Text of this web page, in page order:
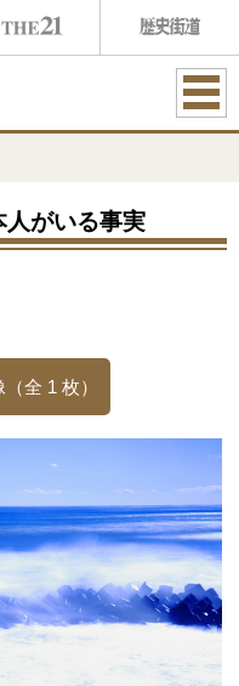
ME
がいる事実
全 1 枚）